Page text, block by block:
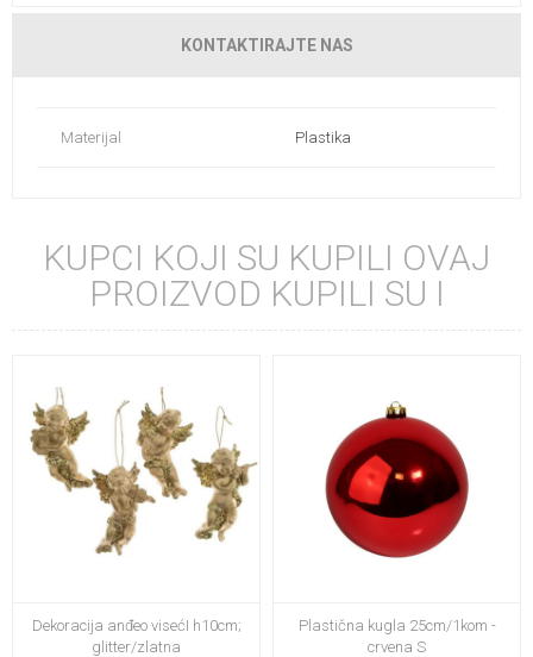
KONTAKTIRAJTE NAS
Materijal Plastika
KUPCI KOJI SU KUPILI OVAJ
PROIZVOD KUPILI SU I
Dekoracija anđeo visećI h10cm;
glitter/zlatna
Plastična kugla 25cm/1kom -
crvena S